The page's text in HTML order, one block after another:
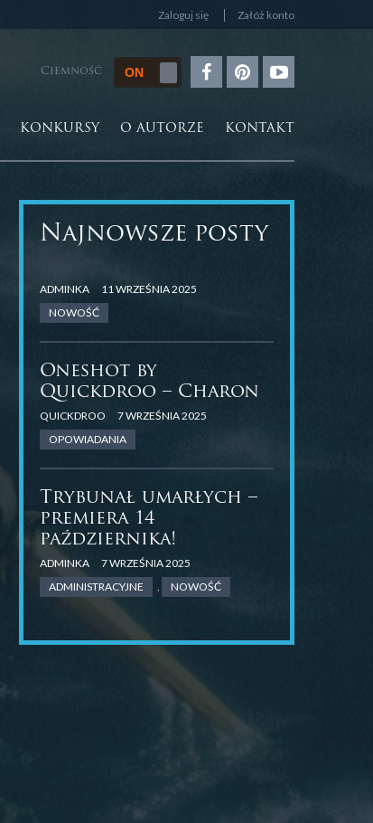
Zaloguj się Załóż konto
Ciemność
KONKURSY O AUTORZE KONTAKT
Najnowsze posty
ADMINKA
11 WRZEŚNIA 2025
NOWOŚĆ
Oneshot by
Quickdroo – Charon
QUICKDROO
7 WRZEŚNIA 2025
OPOWIADANIA
Trybunał umarłych –
premiera 14
października!
ADMINKA
7 WRZEŚNIA 2025
ADMINISTRACYJNE
, NOWOŚĆ